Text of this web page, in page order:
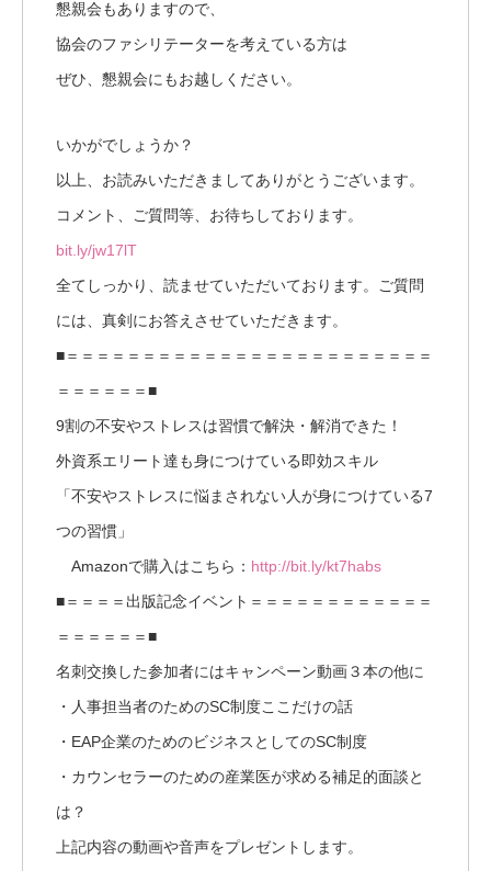
懇親会もありますので、
協会のファシリテーターを考えている方は
ぜひ、懇親会にもお越しください。
いかがでしょうか？
以上、お読みいただきましてありがとうございます。
コメント、ご質問等、お待ちしております。
bit.ly/jw17lT
全てしっかり、読ませていただいております。ご質問
には、真剣にお答えさせていただきます。
■＝＝＝＝＝＝＝＝＝＝＝＝＝＝＝＝＝＝＝＝＝＝＝＝
＝＝＝＝＝＝■
9割の不安やストレスは習慣で解決・解消できた！
外資系エリート達も身につけている即効スキル
「不安やストレスに悩まされない人が身につけている7
つの習慣」
Amazonで購入はこちら： http://bit.ly/kt7habs
■＝＝＝＝出版記念イベント＝＝＝＝＝＝＝＝＝＝＝＝
＝＝＝＝＝＝■
名刺交換した参加者にはキャンペーン動画３本の他に
・人事担当者のためのSC制度ここだけの話
・EAP企業のためのビジネスとしてのSC制度
・カウンセラーのための産業医が求める補足的面談と
は？
上記内容の動画や音声をプレゼントします。